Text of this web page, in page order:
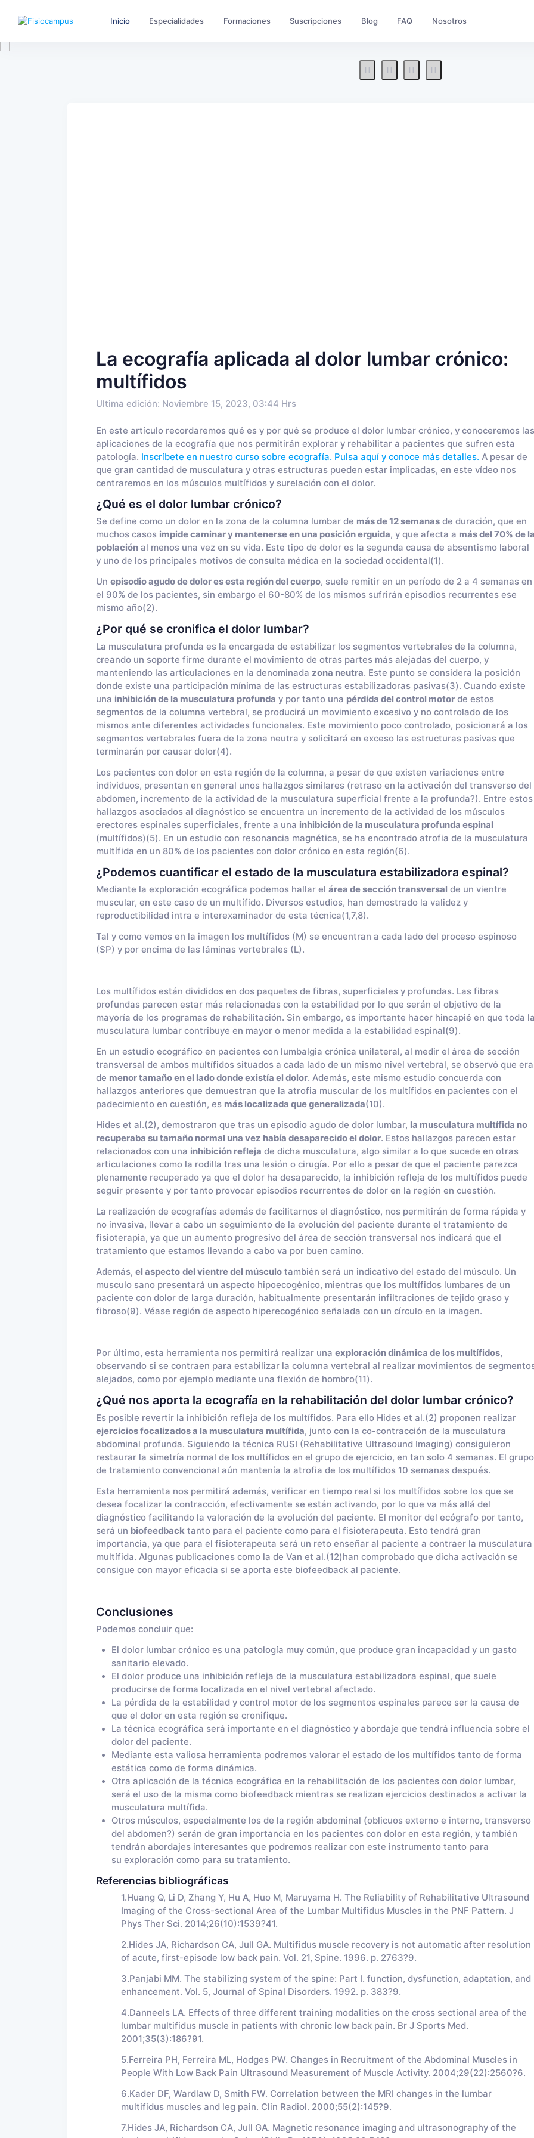
Inicio Especialidades Formaciones Suscripciones Blog FAQ Nosotros
La ecografía aplicada al dolor lumbar crónico:
multífidos
Ultima edición: Noviembre 15, 2023, 03:44 Hrs
En este artículo recordaremos qué es y por qué se produce el dolor lumbar crónico, y conoceremos las
aplicaciones de la ecografía que nos permitirán explorar y rehabilitar a pacientes que sufren esta
patología. Inscríbete en nuestro curso sobre ecografía. Pulsa aquí y conoce más detalles. A pesar de
que gran cantidad de musculatura y otras estructuras pueden estar implicadas, en este vídeo nos
centraremos en los músculos multífidos y surelación con el dolor.
¿Qué es el dolor lumbar crónico?
Se define como un dolor en la zona de la columna lumbar de más de 12 semanasde duración, que en
muchos casos impide caminar y mantenerse en una posición erguida, y que afecta a más del 70% de
poblaciónal menos una vez en su vida. Este tipo de dolor es la segunda causa de absentismo laboral
y uno de los principales motivos de consulta médica en la sociedad occidental(1).
Un episodio agudo de dolor es esta región del cuerpo, suele remitir en un período de 2 a 4 semanas en
el 90% de los pacientes, sin embargo el 60-80% de los mismos sufrirán episodios recurrentes ese
mismo año(2).
¿Por qué se cronifica el dolor lumbar?
La musculatura profunda es la encargada de estabilizar los segmentos vertebrales de la columna,
creando un soporte firme durante el movimiento de otras partes más alejadas del cuerpo, y
manteniendo las articulaciones en la denominada zona neutra. Este punto se considera la posición
donde existe una participación mínima de las estructuras estabilizadoras pasivas(3). Cuando existe
una inhibición de la musculatura profunda y por tanto una pérdida del control motorde estos
segmentos de la columna vertebral, se producirá un movimiento excesivo y no controlado de los
mismos ante diferentes actividades funcionales. Este movimiento poco controlado, posicionará a los
segmentos vertebrales fuera de la zona neutra y solicitará en exceso las estructuras pasivas que
terminarán por causar dolor(4).
Los pacientes con dolor en esta región de la columna, a pesar de que existen variaciones entre
individuos, presentan en general unos hallazgos similares (retraso en la activación del transverso del
abdomen, incremento de la actividad de la musculatura superficial frente a la profunda?). Entre estos
hallazgos asociados al diagnóstico se encuentra un incremento de la actividad de los músculos
erectores espinales superficiales, frente a una inhibición de la musculatura profunda espinal
(multífidos)(5). En un estudio con resonancia magnética, se ha encontrado atrofia de la musculatura
multífida en un 80% de los pacientes con dolor crónico en esta región(6).
¿Podemos cuantificar el estado de la musculatura estabilizadora espinal?
Mediante la exploración ecográfica podemos hallar el área de sección transversal de un vientre
muscular, en este caso de un multífido. Diversos estudios, han demostrado la validez y
reproductibilidad intra e interexaminador de esta técnica(1,7,8).
Tal y como vemos en la imagen los multífidos (M) se encuentran a cada lado del proceso espinoso
(SP) y por encima de las láminas vertebrales (L).
Los multífidos están divididos en dos paquetes de fibras, superficiales y profundas. Las fibras
profundas parecen estar más relacionadas con la estabilidad por lo que serán el objetivo de la
mayoría de los programas de rehabilitación. Sin embargo, es importante hacer hincapié en que toda
musculatura lumbar contribuye en mayor o menor medida a la estabilidad espinal(9).
En un estudio ecográfico en pacientes con lumbalgia crónica unilateral, al medir el área de sección
transversal de ambos multífidos situados a cada lado de un mismo nivel vertebral, se observó que era
de menor tamaño en el lado donde existía el dolor. Además, este mismo estudio concuerda con
hallazgos anteriores que demuestran que la atrofia muscular de los multífidos en pacientes con el
padecimiento en cuestión, es más localizada que generalizada(10).
Hides et al.(2), demostraron que tras un episodio agudo de dolor lumbar, la musculatura multífida no
recuperaba su tamaño normal una vez había desaparecido el dolor. Estos hallazgos parecen estar
relacionados con una inhibición refleja de dicha musculatura, algo similar a lo que sucede en otras
articulaciones como la rodilla tras una lesión o cirugía. Por ello a pesar de que el paciente parezca
plenamente recuperado ya que el dolor ha desaparecido, la inhibición refleja de los multífidos puede
seguir presente y por tanto provocar episodios recurrentes de dolor en la región en cuestión.
La realización de ecografías además de facilitarnos el diagnóstico, nos permitirán de forma rápida y
no invasiva, llevar a cabo un seguimiento de la evolución del paciente durante el tratamiento de
fisioterapia, ya que un aumento progresivo del área de sección transversal nos indicará que el
tratamiento que estamos llevando a cabo va por buen camino.
Además, el aspecto del vientre del músculotambién será un indicativo del estado del músculo. Un
musculo sano presentará un aspecto hipoecogénico, mientras que los multífidos lumbares de un
paciente con dolor de larga duración, habitualmente presentarán infiltraciones de tejido graso y
fibroso(9). Véase región de aspecto hiperecogénico señalada con un círculo en la imagen.
Por último, esta herramienta nos permitirá realizar una exploración dinámica de los multífidos,
observando si se contraen para estabilizar la columna vertebral al realizar movimientos de
alejados, como por ejemplo mediante una flexión de hombro(11).
¿Qué nos aporta la ecografía en la rehabilitación del dolor lumbar crónico?
Es posible revertir la inhibición refleja de los multífidos. Para ello Hides et al.(2) proponen realizar
ejercicios focalizados a la musculatura multífida, junto con la co-contracción de la musculatura
abdominal profunda. Siguiendo la técnica RUSI (Rehabilitative Ultrasound Imaging) consiguieron
restaurar la simetría normal de los multífidos en el grupo de ejercicio, en tan solo 4 semanas. El grupo
de tratamiento convencional aún mantenía la atrofia de los multífidos 10 semanas después.
Esta herramienta nos permitirá además, verificar en tiempo real si los multífidos sobre los que se
desea focalizar la contracción, efectivamente se están activando, por lo que va más allá del
diagnóstico facilitando la valoración de la evolución del paciente. El monitor del ecógrafo por tanto,
será un biofeedback tanto para el paciente como para el fisioterapeuta. Esto tendrá gran
importancia, ya que para el fisioterapeuta será un reto enseñar al paciente a contraer la musculatura
multífida. Algunas publicaciones como la de Van et al.(12)han comprobado que dicha activación se
consigue con mayor eficacia si se aporta este biofeedback al paciente.
Conclusiones
Podemos concluir que:
El dolor lumbar crónico es una patología muy común, que produce gran incapacidad y un gasto
sanitario elevado.
El dolor produce una inhibición refleja de la musculatura estabilizadora espinal, que suele
producirse de forma localizada en el nivel vertebral afectado.
La pérdida de la estabilidad y control motor de los segmentos espinales parece ser la causa de
que el dolor en esta región se cronifique.
La técnica ecográfica será importante en el diagnóstico y abordaje que tendrá influencia sobre el
dolor del paciente.
Mediante esta valiosa herramienta podremos valorar el estado de los multífidos tanto de forma
estática como de forma dinámica.
Otra aplicación de la técnica ecográfica en la rehabilitación de los pacientes con dolor lumbar,
será el uso de la misma como biofeedback mientras se realizan ejercicios destinados a activar la
musculatura multífida.
Otros músculos, especialmente los de la región abdominal (oblicuos externo e interno, transverso
del abdomen?) serán de gran importancia en los pacientes con dolor en esta región, y también
tendrán abordajes interesantes que podremos realizar con este instrumento tanto para
su exploración como para su tratamiento.
Referencias bibliográficas
1.Huang Q, Li D, Zhang Y, Hu A, Huo M, Maruyama H. The Reliability of Rehabilitative Ultrasound
Imaging of the Cross-sectional Area of the Lumbar Multifidus Muscles in the PNF Pattern. J
Phys Ther Sci. 2014;26(10):1539?41.
2.Hides JA, Richardson CA, Jull GA. Multifidus muscle recovery is not automatic after resolution
of acute, first-episode low back pain. Vol. 21, Spine. 1996. p. 2763?9.
3.Panjabi MM. The stabilizing system of the spine: Part I. function, dysfunction, adaptation, and
enhancement. Vol. 5, Journal of Spinal Disorders. 1992. p. 383?9.
4.Danneels LA. Effects of three different training modalities on the cross sectional area of the
lumbar multifidus muscle in patients with chronic low back pain. Br J Sports Med.
2001;35(3):186?91.
5.Ferreira PH, Ferreira ML, Hodges PW. Changes in Recruitment of the Abdominal Muscles in
People With Low Back Pain Ultrasound Measurement of Muscle Activity. 2004;29(22):2560?6.
6.Kader DF, Wardlaw D, Smith FW. Correlation between the MRI changes in the lumbar
multifidus muscles and leg pain. Clin Radiol. 2000;55(2):145?9.
7.Hides JA, Richardson CA, Jull GA. Magnetic resonance imaging and ultrasonography of the